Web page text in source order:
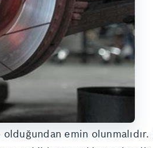
emin